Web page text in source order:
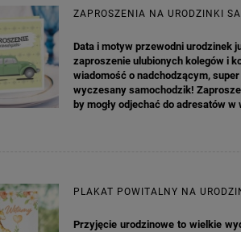
PODZIĘKOWANIE ZŁOTA
KWADRAT 10SZT
ZAPROSZENIA NA URODZINKI
Data i motyw przewodni urodzinek
zaproszenie ulubionych kolegów i
wiadomość o nadchodzącym,
wyczesany samochodzik!
by mogły odjechać do adresatów
PLAKAT POWITALNY NA
Przyjęcie urodzinowe to wielkie